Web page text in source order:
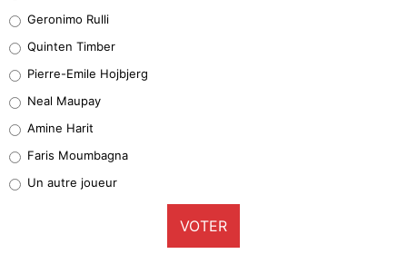
32%
5%
1%
9%
Geronimo Rulli
Quinten Timber
Pierre-Emile Hojbjerg
Neal Maupay
Amine Harit
Faris Moumbagna
Un autre joueur
VOTER